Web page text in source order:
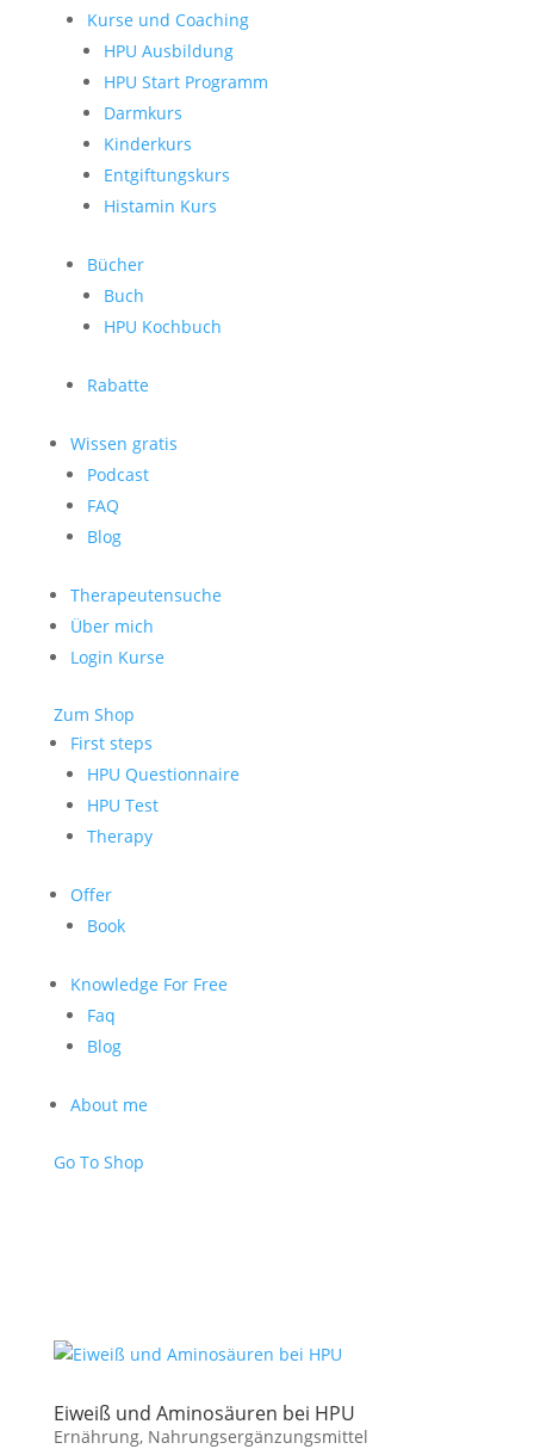
Kurse und Coaching
HPU Ausbildung
HPU Start Programm
Darmkurs
Kinderkurs
Entgiftungskurs
Histamin Kurs
Bücher
Buch
HPU Kochbuch
Rabatte
Wissen gratis
Podcast
FAQ
Blog
Therapeutensuche
Über mich
Login Kurse
Zum Shop
First steps
HPU Questionnaire
HPU Test
Therapy
Offer
Book
Knowledge For Free
Faq
Blog
About me
Go To Shop
Eiweiß und Aminosäuren bei HPU
Ernährung, Nahrungsergänzungsmittel